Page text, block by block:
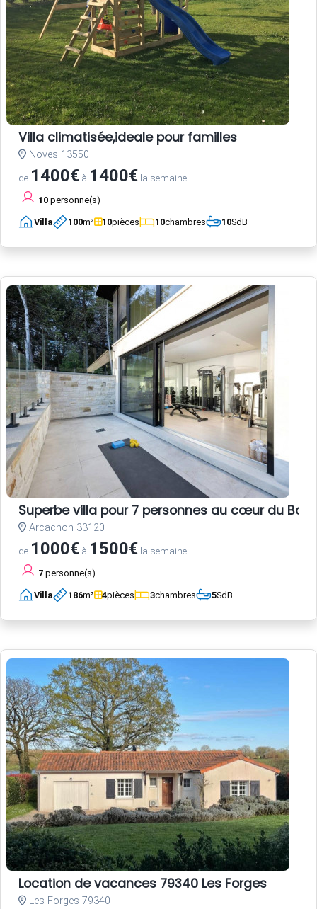
Villa climatisée,ideale pour familles
Noves 13550
de 1400€ à 1400€ la semaine
10 personne(s)
Villa 100m² 10pièces 10chambres 10SdB
Superbe villa pour 7 personnes au cœur du
Arcachon 33120
de 1000€ à 1500€ la semaine
7 personne(s)
Villa 186m² 4pièces 3chambres 5SdB
Location de vacances 79340 Les Forges
Les Forges 79340